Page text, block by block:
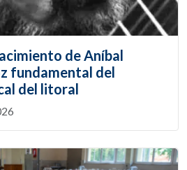
de Aníbal
fundamental del
del litoral